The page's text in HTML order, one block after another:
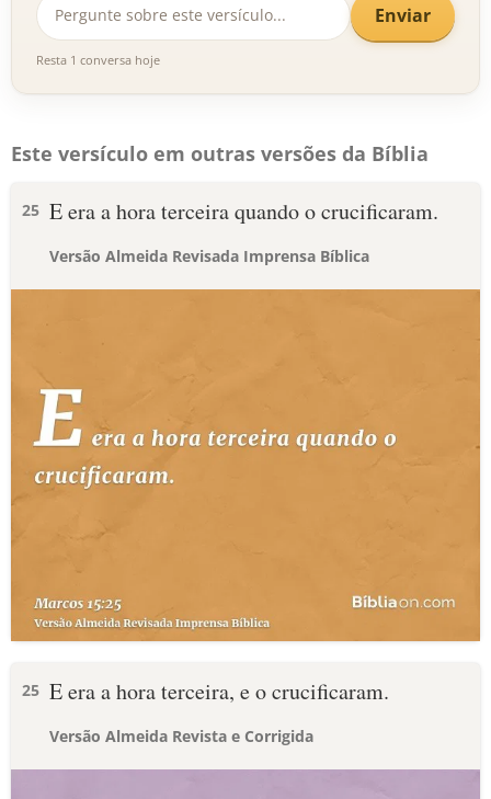
Enviar
Resta 1 conversa hoje
Este versículo em outras versões da Bíblia
25 E era a hora terceira quando o crucificaram.
Versão Almeida Revisada Imprensa Bíblica
25 E era a hora terceira, e o crucificaram.
Versão Almeida Revista e Corrigida